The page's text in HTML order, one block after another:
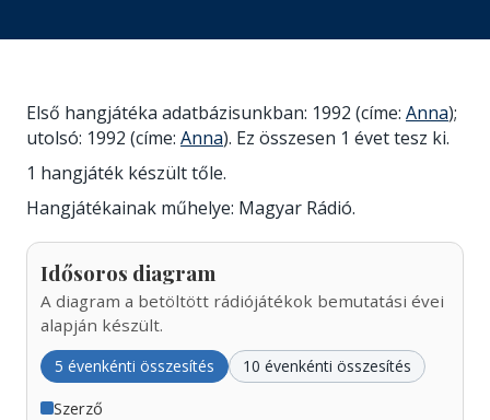
Első hangjátéka adatbázisunkban: 1992 (címe: Anna);
utolsó: 1992 (címe: Anna). Ez összesen 1 évet tesz ki.
1 hangjáték készült tőle.
Hangjátékainak műhelye: Magyar Rádió.
Idősoros diagram
A diagram a betöltött rádiójátékok bemutatási évei
alapján készült.
5 évenkénti összesítés 10 évenkénti összesítés
Szerző